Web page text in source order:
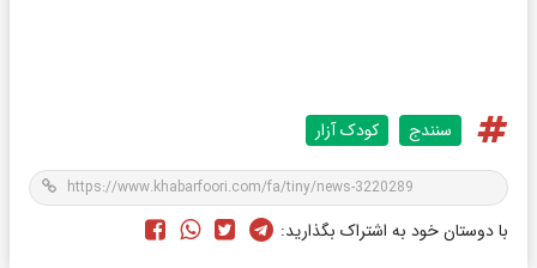
سنندج کودک آزار
با دوستان خود به اشتراک بگذارید: